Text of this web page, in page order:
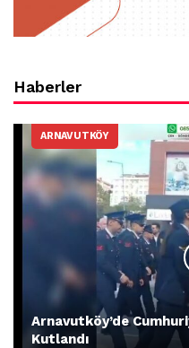
Haberler
ARNAVUTKÖY
Arnavutköy’de
Kutlandı